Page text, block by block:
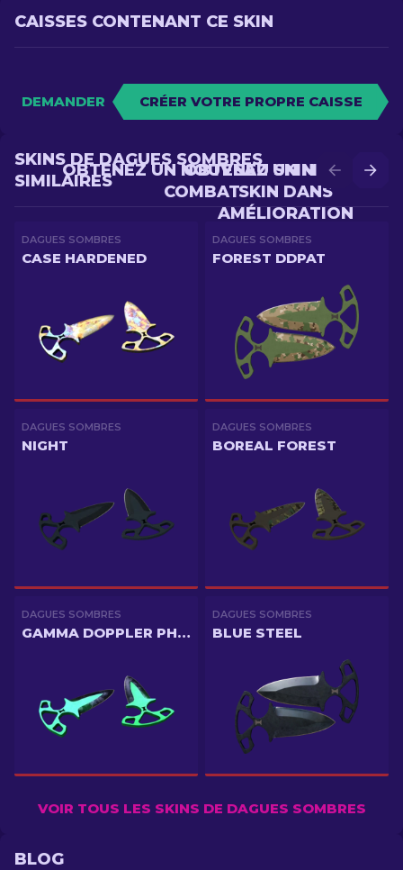
CAISSES CONTENANT CE SKIN
DEMANDER CRÉER VOTRE PROPRE CAISSE
OBTENEZ UN MEILLEUR
SKIN DANS
AMÉLIORATION
OBTENEZ UN NOUVEAU SKIN EN
COMBAT
SKINS DE DAGUES SOMBRES
SIMILAIRES
DAGUES SOMBRES
CASE HARDENED
DAGUES SOMBRES
FOREST DDPAT
DAGUES SOMBRES
NIGHT
DAGUES SOMBRES
BOREAL FOREST
DAGUES SOMBRES
GAMMA DOPPLER PHASE 1
DAGUES SOMBRES
BLUE STEEL
VOIR TOUS LES SKINS DE DAGUES SOMBRES
BLOG